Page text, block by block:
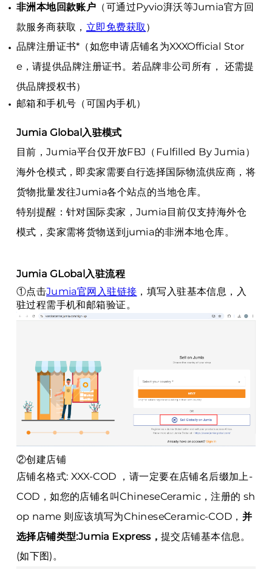
非洲本地回款账户 （可通过Pyvio湃沃等Jumia官方回
款服务商获取， 立即免费获取）
品牌注册证书*（如您申请店铺名为XXXOfficial Stor
e，请提供品牌注册证书。若品牌非公司所有， 还需提
供品牌授权书）
邮箱和手机号（可国内手机）
Jumia Global入驻模式
目前，Jumia平台仅开放FBJ（Fulfilled By Jumia）
海外仓模式，即卖家需要自行选择国际物流供应商，将
货物批量发往Jumia各个站点的当地仓库。
特别提醒：针对国际卖家，Jumia目前仅支持海外仓
模式，卖家需将货物送到jumia的非洲本地仓库。
Jumia GLobal入驻流程
①点击Jumia官网入驻链接 ，填写入驻基本信息，入
驻过程需手机和邮箱验证。
②创建店铺
店铺名格式: XXX-COD ，请一定要在店铺名后缀加上-
COD，如您的店铺名叫ChineseCeramic，注册的 sh
op name 则应该填写为ChineseCeramic-COD， 并
选择店铺类型:Jumia Express，提交店铺基本信息。
(如下图)。